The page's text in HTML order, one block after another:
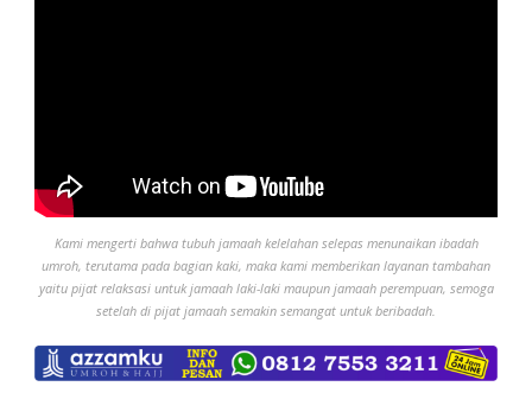
Kami mengerti bahwa tubuh jamaah kelelahan selepas menunaikan ibadah
umroh, terutama pada bagian kaki, maka kami memberikan layanan tambahan
yaitu pijat relaksasi untuk jamaah laki-laki maupun jamaah perempuan, semoga
setelah di pijat jamaah semakin semangat untuk beribadah.